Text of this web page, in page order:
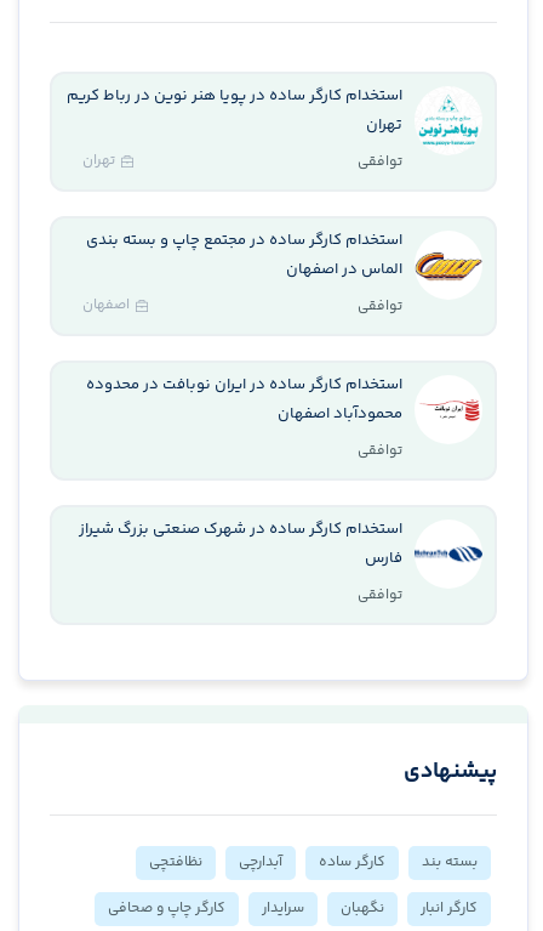
استخدام کارگر ساده در پویا هنر نوین در رباط کریم
تهران
توافقی تهران
استخدام کارگر ساده در مجتمع چاپ و بسته بندی
الماس در اصفهان
توافقی اصفهان
استخدام کارگر ساده در ایران نوبافت در محدوده
محمودآباد اصفهان
توافقی
استخدام کارگر ساده در شهرک صنعتی بزرگ شیراز
فارس
توافقی
پیشنهادی
بسته بند کارگر ساده آبدارچی
نظافتچی
کارگر انبار
نگهبان سرایدار
کارگر چاپ و صحافی